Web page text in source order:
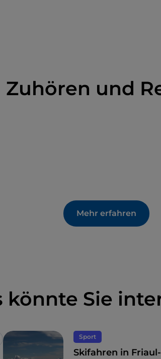
Zuhören und
Mehr erfahren
könnte Sie
Sport
Skifahren in Friaul-